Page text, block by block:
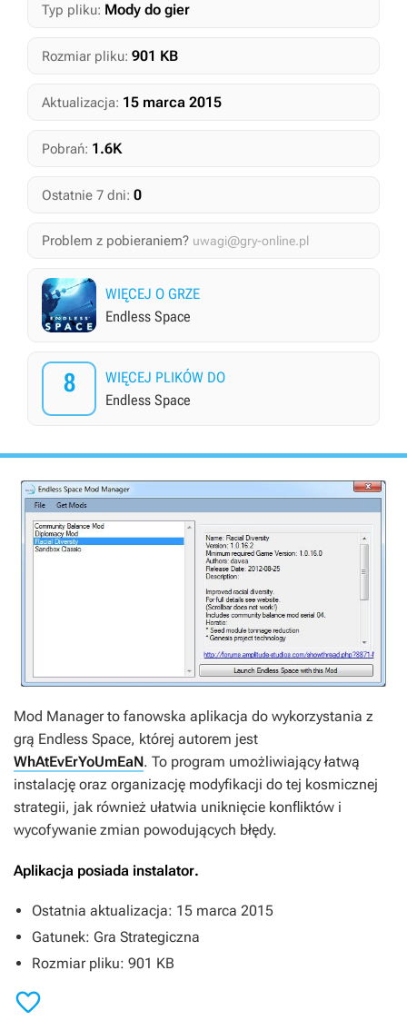
Typ pliku: Mody do gier
Rozmiar pliku: 901 KB
Aktualizacja: 15 marca 2015
Pobrań: 1.6K
Ostatnie 7 dni: 0
Problem z pobieraniem? uwagi@gry-online.pl
WIĘCEJ O GRZE
Endless Space
8
WIĘCEJ PLIKÓW DO
Endless Space
Mod Managerto fanowska aplikacja do wykorzystania z
grą Endless Space, której autorem jest
WhAtEvErYoUmEaN. To program umożliwiający łatwą
instalację oraz organizację modyfikacji do tej kosmicznej
strategii, jak również ułatwia uniknięcie konfliktów i
wycofywanie zmian powodujących błędy.
Aplikacja posiada instalator.
Ostatnia aktualizacja: 15 marca 2015
Gatunek: Gra Strategiczna
Rozmiar pliku: 901 KB
